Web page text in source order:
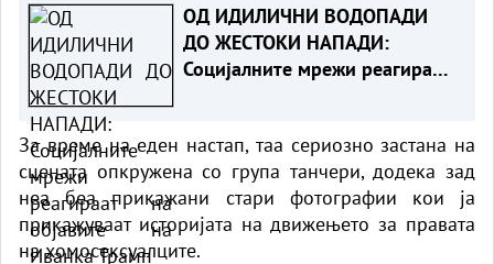
ОД ИДИЛИЧНИ ВОДОПАДИ
ДО ЖЕСТОКИ НАПАДИ:
Социјалните мрежи реагираат
За време на еден настап, таа сериозно застана на
сцената опкружена со група танчери, додека зад
неа беа прикажани стари фотографии кои ја
прикажуваат историјата на движењето за правата
на хомосексуалците.